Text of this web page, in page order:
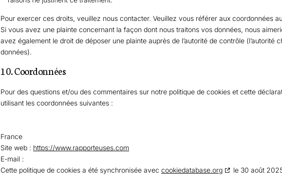
Pour exercer ces droits, veuillez nous contacter. Veuillez vous référer aux coordonnées
Si vous avez une plainte concernant la façon dont nous traitons vos données, nous
avez également le droit de déposer une plainte auprès de l’autorité de contrôle (l’autorité
données).
10. Coordonnées
Pour des questions et/ou des commentaires sur notre politique de cookies et cette
utilisant les coordonnées suivantes :
France
Site web : https://www.rapporteuses.com
E-mail :
Cette politique de cookies a été synchronisée avec cookiedatabase.org le 30 août